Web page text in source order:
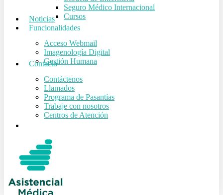
Seguro Médico Internacional
Cursos
Noticias
Funcionalidades
Acceso Webmail
Imagenología Digital
Gestión Humana
Contacto
Contáctenos
Llamados
Programa de Pasantías
Trabaje con nosotros
Centros de Atención